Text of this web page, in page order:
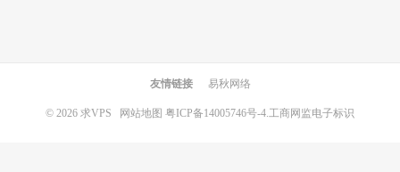
友情链接 易秋网络
© 2026 求VPS 网站地图 粤ICP备14005746号-4.工商网监电子标识